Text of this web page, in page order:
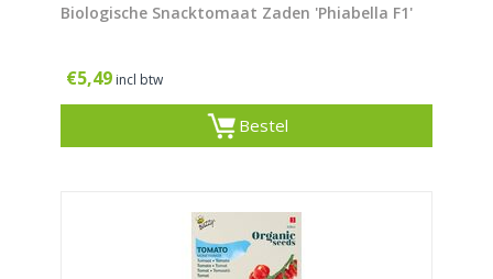
Biologische Snacktomaat Zaden 'Phiabella F1'
€5,49 incl btw
Bestel